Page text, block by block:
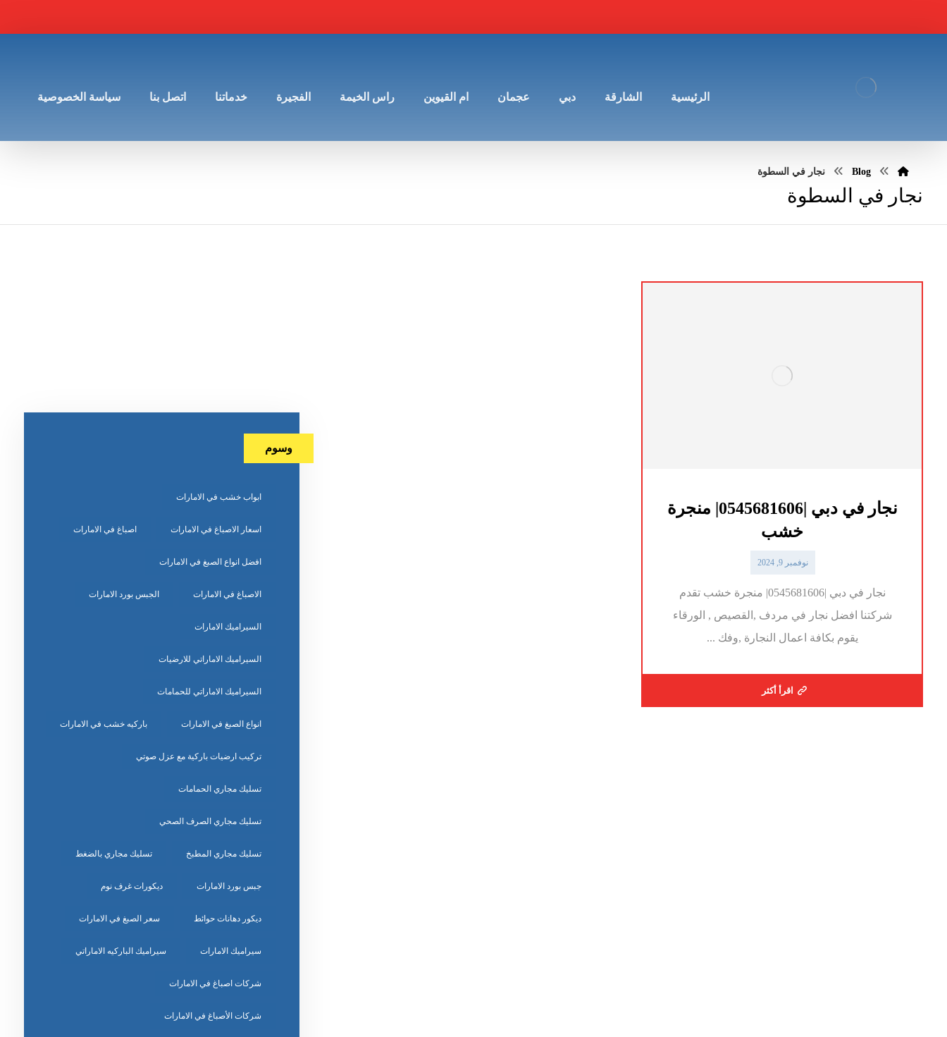
الرئيسية الشارقة دبي عجمان ام القيوين راس الخيمة الفجيرة خدماتنا اتصل بنا سياسة الخصوصية
Blog نجار في السطوة
نجار في السطوة
نجار في دبي |0545681606| منجرة
خشب
نوفمبر 9, 2024
نجار في دبي |0545681606| منجرة خشب تقدم
شركتنا افضل نجار في مردف ,القصيص , الورقاء
يقوم بكافة اعمال النجارة ,وفك ...
اقرأ أكثر
وسوم
ابواب خشب في الامارات
اسعار الاصباغ في الامارات اصباغ في الامارات
افضل انواع الصبغ في الامارات
الاصباغ في الامارات الجبس بورد الامارات
السيراميك الامارات
السيراميك الاماراتي للارضيات
السيراميك الاماراتي للحمامات
انواع الصبغ في الامارات باركيه خشب في الامارات
تركيب ارضيات باركية مع عزل صوتي
تسليك مجاري الحمامات
تسليك مجاري الصرف الصحي
تسليك مجاري المطبخ تسليك مجاري بالضغط
جبس بورد الامارات ديكورات غرف نوم
ديكور دهانات حوائط سعر الصبغ في الامارات
سيراميك الامارات سيراميك الباركيه الاماراتي
شركات اصباغ في الامارات
شركات الأصباغ في الامارات